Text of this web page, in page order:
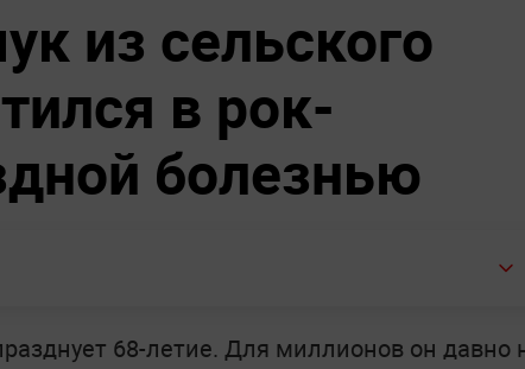
из сельского
в рок-
болезнью
68-летие. Для миллионов он давно